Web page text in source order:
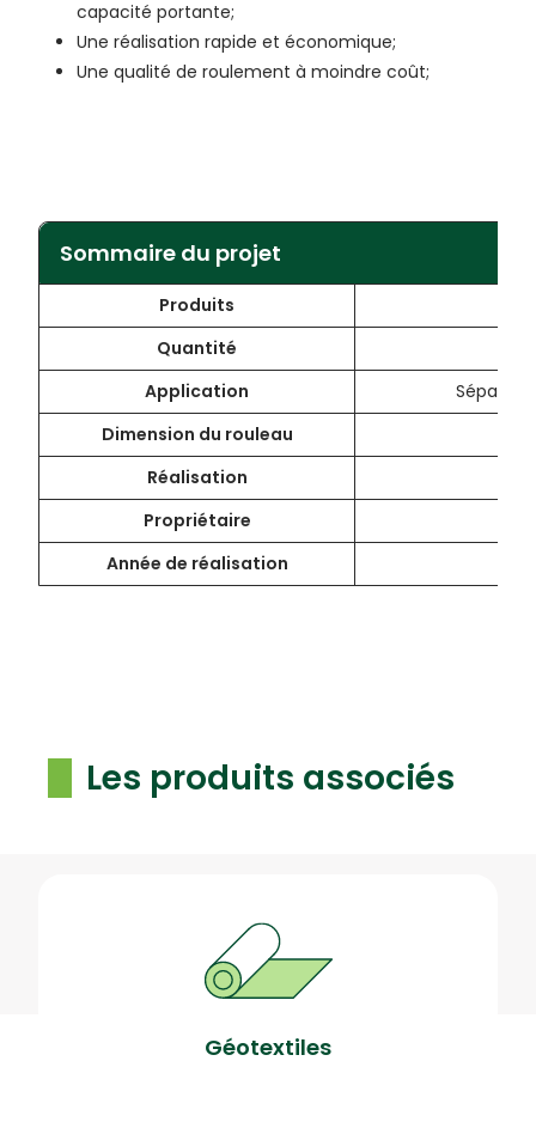
capacité portante;
Une réalisation rapide et économique;
Une qualité de roulement à moindre coût;
Sommaire du projet
Produits
Quantité
Application
Dimension du rouleau
Réalisation
Propriétaire
Année de réalisation
Les produits associés
Géotextiles